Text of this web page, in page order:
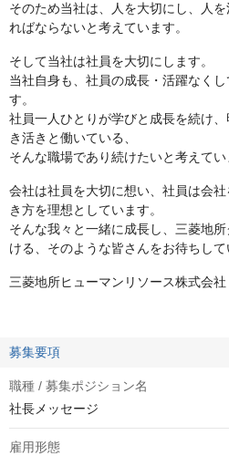
そのため当社は、人を大切にし、人
ればならないと考えています。
そして当社は社員を大切にします。
当社自身も、社員の成長・活躍なく
す。
社員一人ひとりが学びと成長を続け
き活きと働いている、
そんな職場であり続けたいと考えてい
会社は社員を大切に想い、社員は会
き方を理想としています。
そんな我々と一緒に成長し、三菱地
ける、そのような皆さんをお待ちして
三菱地所ヒューマンリソース株式会社
募集要項
職種 / 募集ポジション名
社長メッセージ
雇用形態